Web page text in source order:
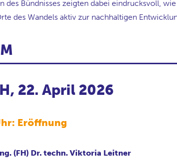
des Bündnisses zeigten dabei eindrucksvoll,
des Wandels aktiv zur nachhaltigen
22. April 2026
Eröffnung
(FH) Dr. techn. Viktoria Leitner